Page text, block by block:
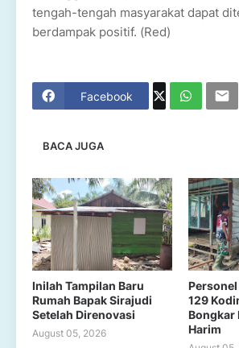
tengah-tengah masyarakat dapat
berdampak positif. (Red)
Facebook
BACA JUGA
Inilah Tampilan Baru
Rumah Bapak Sirajudi
Setelah Direnovasi
August 05, 2026
129
Bongkar
Harim